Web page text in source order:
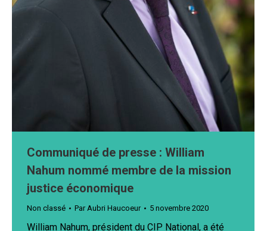
Communiqué de presse : William
Nahum nommé membre de la mission
justice économique
Non classé Par Aubri Haucoeur 5 novembre 2020
William Nahum, président du CIP National, a été